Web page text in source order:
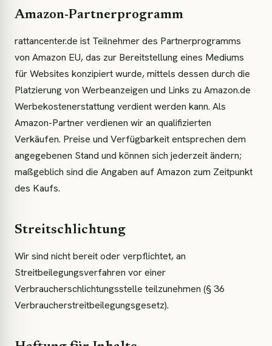
Amazon-Partnerprogramm
rattancenter.de ist Teilnehmer des Partnerprogramms
von Amazon EU, das zur Bereitstellung eines Mediums
für Websites konzipiert wurde, mittels dessen durch die
Platzierung von Werbeanzeigen und Links zu Amazon.de
Werbekostenerstattung verdient werden kann. Als
Amazon-Partner verdienen wir an qualifizierten
Verkäufen. Preise und Verfügbarkeit entsprechen dem
angegebenen Stand und können sich jederzeit ändern;
maßgeblich sind die Angaben auf Amazon zum Zeitpunkt
des Kaufs.
Streitschlichtung
Wir sind nicht bereit oder verpflichtet, an
Streitbeilegungsverfahren vor einer
Verbraucherschlichtungsstelle teilzunehmen (§ 36
Verbraucherstreitbeilegungsgesetz).